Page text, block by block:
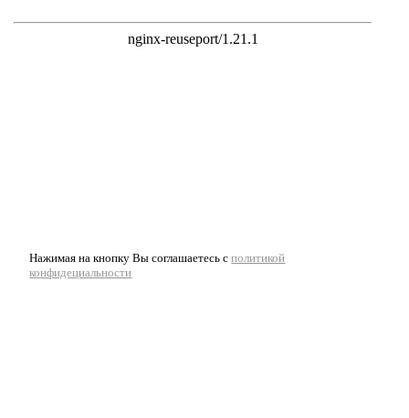
Нажимая на кнопку Вы соглашаетесь сполитикой
конфидециальности